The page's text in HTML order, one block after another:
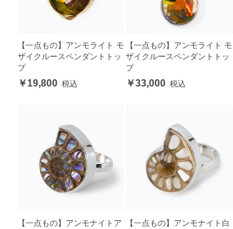
【一点もの】アンモライト モ
ザイクルースペンダントトッ
プ
19,800
【一点もの】アンモライト モ
ザイクルースペンダントトッ
プ
33,000
【一点もの】アンモナイトア
【一点もの】アンモナイト白